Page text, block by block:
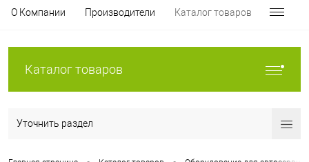
О Компании Производители Каталог товаров
Каталог товаров
Уточнить раздел